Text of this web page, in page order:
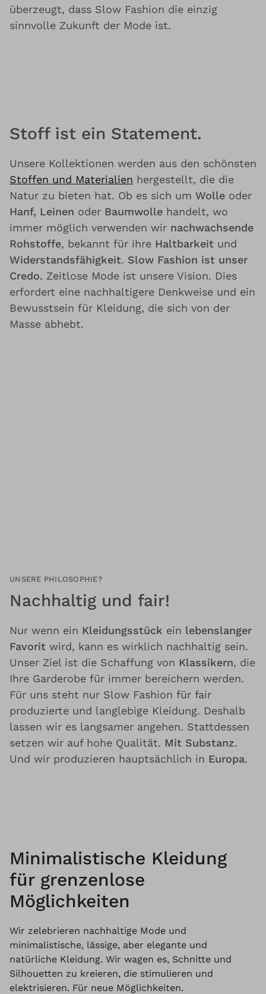
überzeugt, dass Slow Fashion die einzig
sinnvolle Zukunft der Mode ist.
Stoff ist ein Statement.
Unsere Kollektionen werden aus den schönsten
Stoffen und Materialien hergestellt, die die
Natur zu bieten hat. Ob es sich um Wolle oder
Hanf, Leinen oder Baumwolle handelt, wo
immer möglich verwenden wir nachwachsende
Rohstoffe, bekannt für ihre Haltbarkeit und
Widerstandsfähigkeit. Slow Fashion ist unser
Credo. Zeitlose Mode ist unsere Vision. Dies
erfordert eine nachhaltigere Denkweise und ein
Bewusstsein für Kleidung, die sich von der
Masse abhebt.
UNSERE PHILOSOPHIE?
Nachhaltig und fair!
Nur wenn ein Kleidungsstück ein lebenslanger
Favorit wird, kann es wirklich nachhaltig sein.
Unser Ziel ist die Schaffung von Klassikern, die
Ihre Garderobe für immer bereichern werden.
Für uns steht nur Slow Fashion für fair
produzierte und langlebige Kleidung. Deshalb
lassen wir es langsamer angehen. Stattdessen
setzen wir auf hohe Qualität. Mit Substanz.
Und wir produzieren hauptsächlich in Europa.
Minimalistische Kleidung
für grenzenlose
Möglichkeiten
Wir zelebrieren nachhaltige Mode und
minimalistische, lässige, aber elegante und
natürliche Kleidung. Wir wagen es, Schnitte und
Silhouetten zu kreieren, die stimulieren und
elektrisieren. Für neue Möglichkeiten.